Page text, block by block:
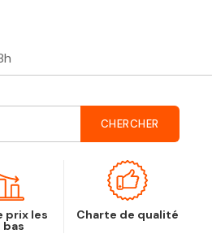
CHERCHER
prix les
bas
Charte de qualité